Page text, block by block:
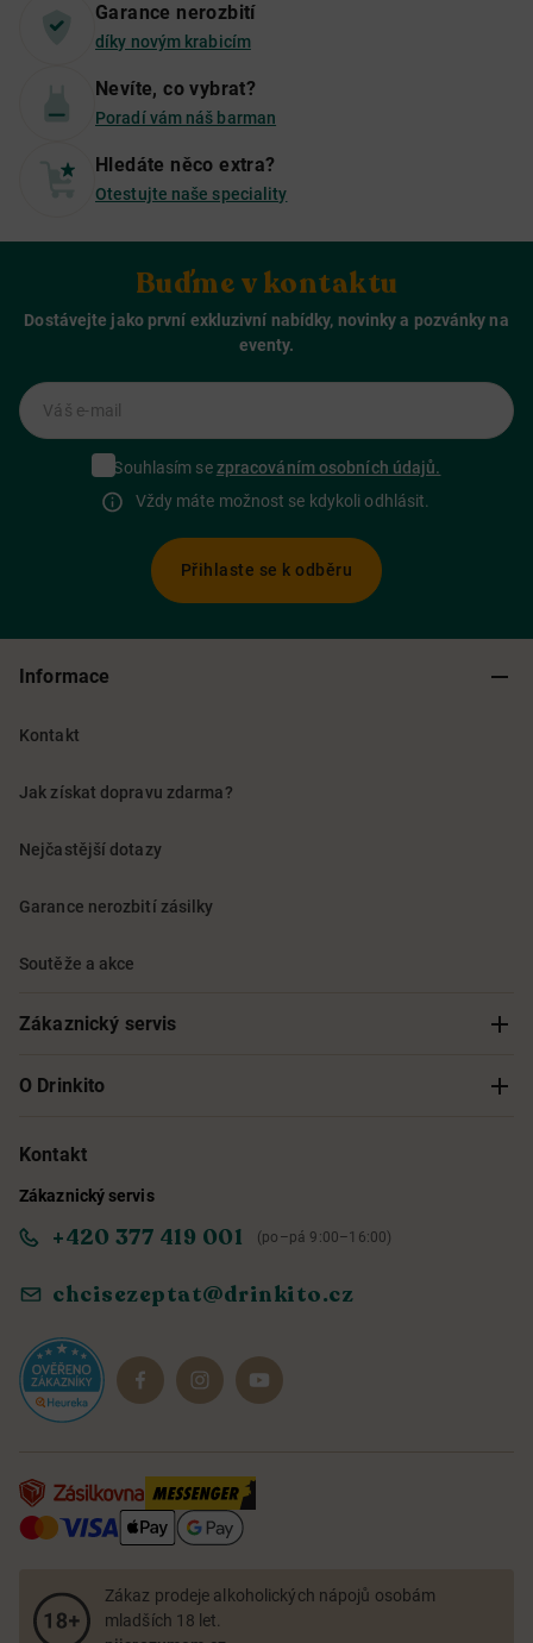
Garance nerozbití
díky novým krabicím
Nevíte, co vybrat?
Poradí vám náš barman
Hledáte něco extra?
Otestujte naše speciality
Buďme v kontaktu
Dostávejte jako první exkluzivní nabídky, novinky a pozvánky na
eventy.
Váš e-mail
Souhlasím sezpracováním osobních údajů.
Vždy máte možnost se kdykoli odhlásit.
Přihlaste se k odběru
Informace
Kontakt
Jak získat dopravu zdarma?
Nejčastější dotazy
Garance nerozbití zásilky
Soutěže a akce
Zákaznický servis
Sledování objednávky
Obchodní podmínky
Ochrana osobních údajů
Reklamace a vrácení
O Drinkito
O nás
Informace o přístupnosti služby
Dárkové sady
Kontakt
Zákaznický servis
+420 377 419 001 (po–pá 9:00–16:00)
chcisezeptat@drinkito.cz
Zákaz prodeje alkoholických nápojů osobám
mladších 18 let.